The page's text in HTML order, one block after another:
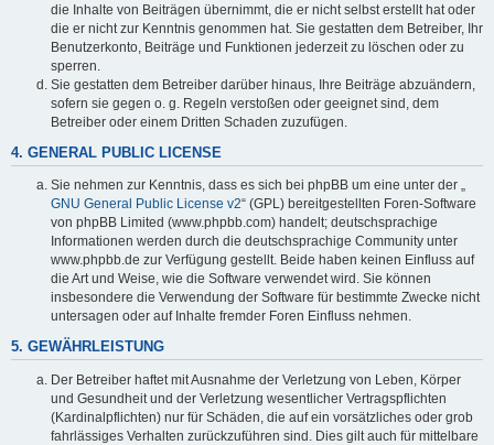
die Inhalte von Beiträgen übernimmt, die er nicht selbst erstellt hat oder
die er nicht zur Kenntnis genommen hat. Sie gestatten dem Betreiber, Ihr
Benutzerkonto, Beiträge und Funktionen jederzeit zu löschen oder zu
sperren.
Sie gestatten dem Betreiber darüber hinaus, Ihre Beiträge abzuändern,
sofern sie gegen o. g. Regeln verstoßen oder geeignet sind, dem
Betreiber oder einem Dritten Schaden zuzufügen.
4. GENERAL PUBLIC LICENSE
Sie nehmen zur Kenntnis, dass es sich bei phpBB um eine unter der „
GNU General Public License v2“ (GPL) bereitgestellten Foren-Software
von phpBB Limited (www.phpbb.com) handelt; deutschsprachige
Informationen werden durch die deutschsprachige Community unter
www.phpbb.de zur Verfügung gestellt. Beide haben keinen Einfluss auf
die Art und Weise, wie die Software verwendet wird. Sie können
insbesondere die Verwendung der Software für bestimmte Zwecke nicht
untersagen oder auf Inhalte fremder Foren Einfluss nehmen.
5. GEWÄHRLEISTUNG
Der Betreiber haftet mit Ausnahme der Verletzung von Leben, Körper
und Gesundheit und der Verletzung wesentlicher Vertragspflichten
(Kardinalpflichten) nur für Schäden, die auf ein vorsätzliches oder grob
fahrlässiges Verhalten zurückzuführen sind. Dies gilt auch für mittelbare